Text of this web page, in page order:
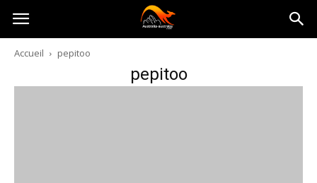
Australia-
australie.com
Accueil pepitoo
pepitoo